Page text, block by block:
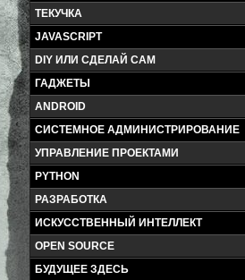
ТЕКУЧКА
JAVASCRIPT
DIY ИЛИ СДЕЛАЙ САМ
ГАДЖЕТЫ
ANDROID
СИСТЕМНОЕ АДМИНИСТРИРОВАНИЕ
УПРАВЛЕНИЕ ПРОЕКТАМИ
PYTHON
РАЗРАБОТКА
ИСКУССТВЕННЫЙ ИНТЕЛЛЕКТ
OPEN SOURCE
БУДУЩЕЕ ЗДЕСЬ